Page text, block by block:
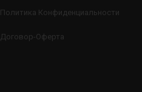
Политика Конфиденциальности
Договор-Оферта